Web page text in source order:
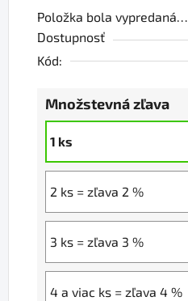
Položka bola vypredaná…
Dostupnosť
Kód:
Množstevná zľava
1 ks
2 ks = zľava 2 %
3 ks = zľava 3 %
4 a viac ks = zľava 4 %